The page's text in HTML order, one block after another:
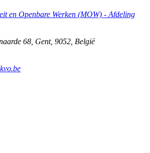
en Openbare Werken (MOW) - Afdeling
68 Gent, 9052 België